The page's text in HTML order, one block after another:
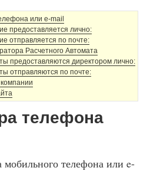
или e-mail
предоставляется лично:
отправляется по почте:
Расчетного Автомата
предоставляются директором лично:
отправляются по почте:
телефона
телефона или e-